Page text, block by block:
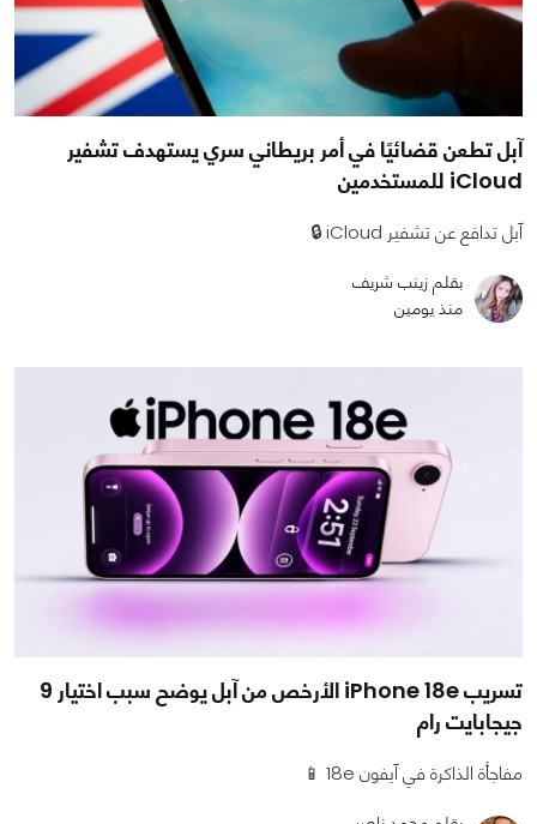
آبل تطعن قضائيًا في أمر بريطاني سري يستهدف تشفير
iCloud للمستخدمين
آبل تدافع عن تشفير iCloud 🔒
بقلم زينب شريف
منذ يومين
تسريب iPhone 18e الأرخص من آبل يوضح سبب اختيار 9
جيجابايت رام
مفاجأة الذاكرة في آيفون 18e 📱